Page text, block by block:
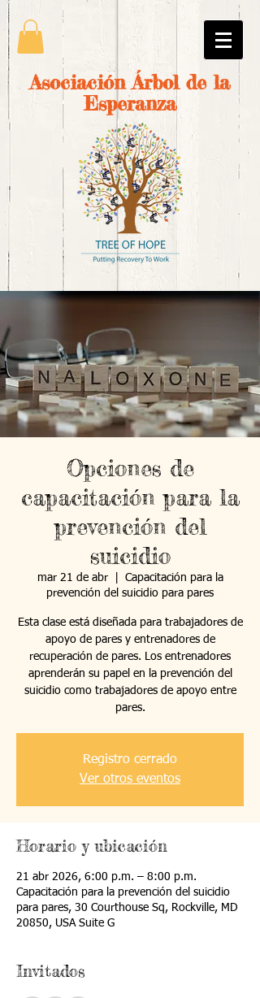
Asociación Árbol de la
Esperanza
Opciones de
capacitación para la
prevención del
suicidio
mar 21 de abr
  |
Capacitación para la
prevención del suicidio para pares
Esta clase está diseñada para trabajadores de
apoyo de pares y entrenadores de
recuperación de pares. Los entrenadores
aprenderán su papel en la prevención del
suicidio como trabajadores de apoyo entre
pares.
Registro cerrado
Ver otros eventos
Horario y ubicación
21 abr 2026, 6:00 p.m. – 8:00 p.m.
Capacitación para la prevención del suicidio
para pares, 30 Courthouse Sq, Rockville, MD
20850, USA Suite G
Invitados